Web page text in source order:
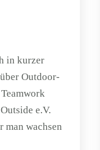
in kurzer
Outdoor-
e.V.
man wachsen